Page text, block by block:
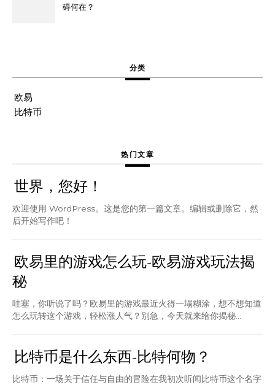
碍何在？
分类
欧易
比特币
热门文章
世界，您好！
欢迎使用 WordPress。这是您的第一篇文章。编辑或删除它，然
后开始写作吧！
欧易里的游戏怎么玩-欧易游戏玩法揭
秘
哇塞，你听说了吗？欧易里的游戏最近火得一塌糊涂，想不想知道
怎么玩转这个游戏，轻松涨人气？别急，今天就来给你揭秘...
比特币是什么东西-比特何物？
比特币：一场关于信任与自由的冒险在我初次听闻比特币这个名字